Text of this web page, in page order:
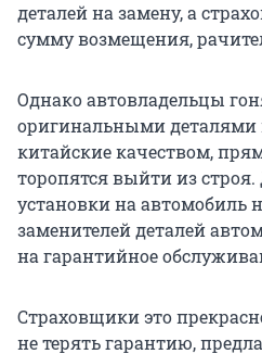
деталей на замену, а
сумму возмещения,
Однако автовладельцы
оригинальными деталями
китайские качеством,
торопятся выйти из строя.
установки на автомобиль
заменителей деталей
на гарантийное
Страховщики это
не терять гарантию,